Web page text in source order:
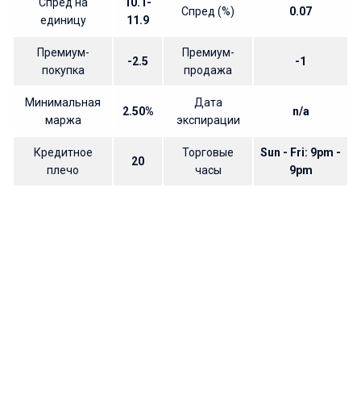
единицу
11.9
Спред (%) 0.07
Премиум-
покупка
-2.5
Премиум-
продажа
-1
Минимальная
маржа
2.50%
Дата
экспирации
n/a
Кредитное
плечо
20
Торговые
часы
Sun - Fri: 9pm -
9pm